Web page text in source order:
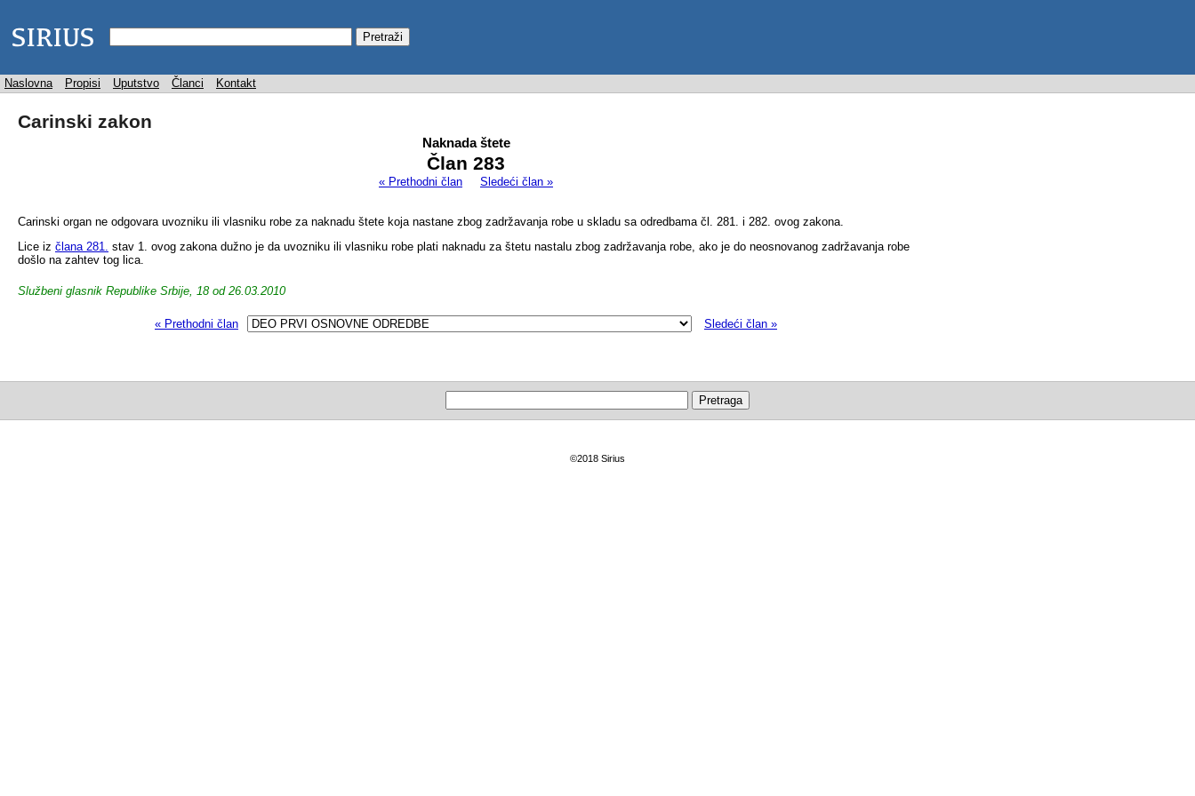
Naslovna Propisi Uputstvo Članci Kontakt
Carinski zakon
Naknada štete
Član 283
« Prethodni član Sledeći član »
Carinski organ ne odgovara uvozniku ili vlasniku robe za naknadu štete koja nastane zbog zadržavanja robe u skladu sa odredbama čl. 281. i 282. ovog zakona.
Lice iz člana 281. stav 1. ovog zakona dužno je da uvozniku ili vlasniku robe plati naknadu za štetu nastalu zbog zadržavanja robe, ako je do neosnovanog zadržavanja robe
došlo na zahtev tog lica.
Službeni glasnik Republike Srbije, 18 od 26.03.2010
« Prethodni član Sledeći član »
©2018 Sirius